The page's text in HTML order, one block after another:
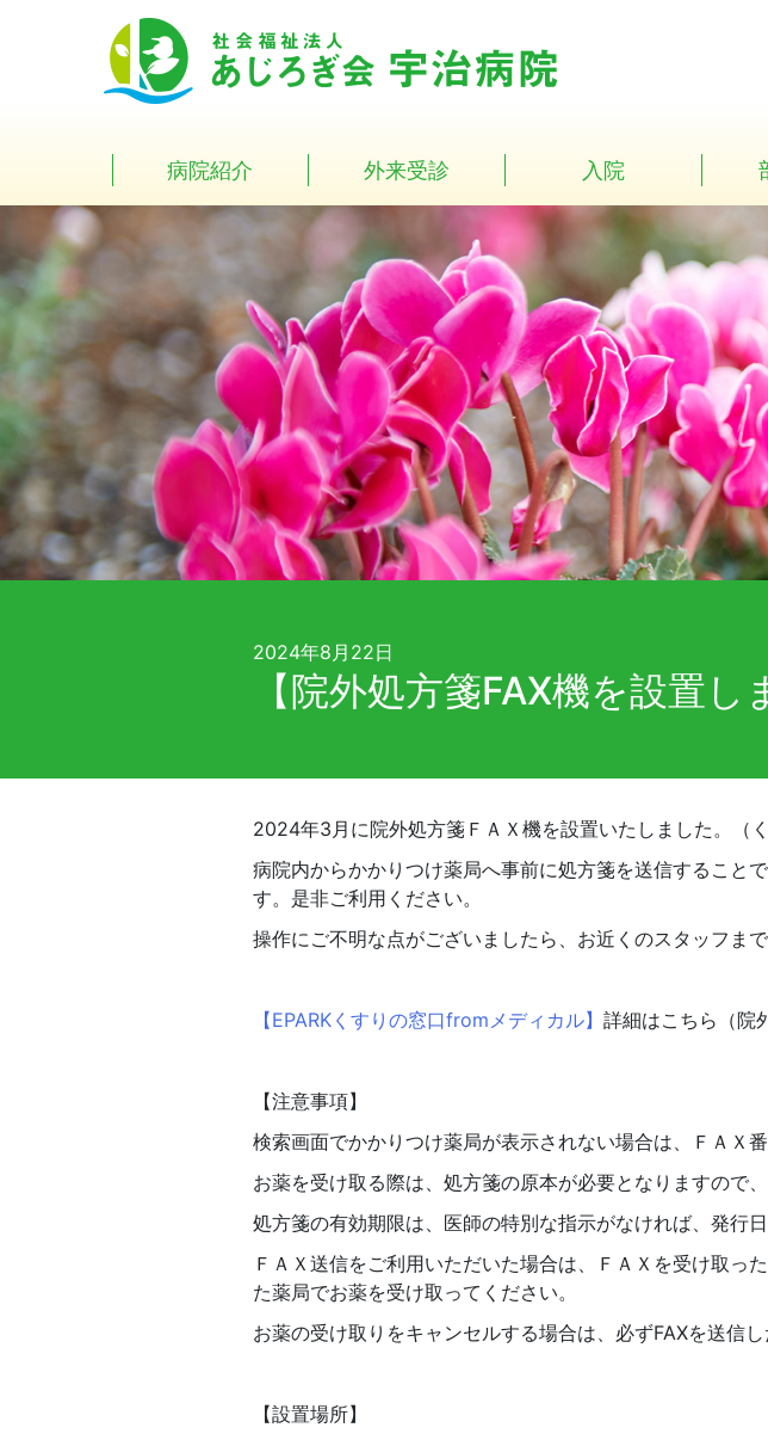
病院紹介 外来受診 入院
2024年8月22日
【院外処方箋FAX機を設置し
2024年3月に院外処方箋ＦＡＸ機を設置いたしました。（
病院内からかかりつけ薬局へ事前に処方箋を送信すること
す。是非ご利用ください。
操作にご不明な点がございましたら、お近くのスタッフまで
【EPARK くすりの窓口fromメディカル】 詳細はこちら（院
【注意事項】
検索画面でかかりつけ薬局が表示されない場合は、ＦＡＸ
お薬を受け取る際は、処方箋の原本が必要となりますので
処方箋の有効期限は、医師の特別な指示がなければ、発行
ＦＡＸ送信をご利用いただいた場合は、ＦＡＸを受け取っ
た薬局でお薬を受け取ってください。
お薬の受け取りをキャンセルする場合は、必ずFAXを送信
【設置場所】